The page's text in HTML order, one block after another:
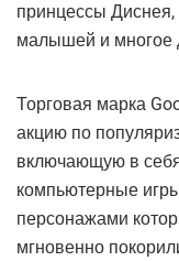
принцессы
малышей и многое
Торговая марка
акцию по
включающую в
компьютерные
персонажами
мгновенно